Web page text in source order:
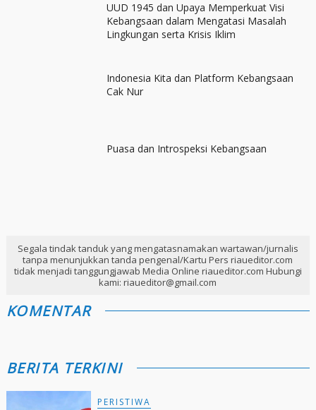
UUD 1945 dan Upaya Memperkuat Visi
Kebangsaan dalam Mengatasi Masalah
Lingkungan serta Krisis Iklim
Indonesia Kita dan Platform Kebangsaan
Cak Nur
Puasa dan Introspeksi Kebangsaan
Segala tindak tanduk yang mengatasnamakan wartawan/jurnalis
tanpa menunjukkan tanda pengenal/Kartu Pers riaueditor.com
tidak menjadi tanggungjawab Media Online riaueditor.com Hubungi
kami: riaueditor@gmail.com
KOMENTAR
BERITA TERKINI
PERISTIWA